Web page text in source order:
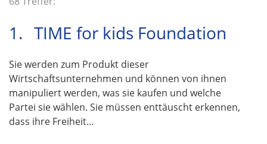
1. TIME for kids Foundation
Sie werden zum Produkt dieser
Wirtschaftsunternehmen und können von ihnen
manipuliert werden, was sie kaufen und welche
Partei sie wählen. Sie müssen enttäuscht erkennen,
dass ihre Freiheit…